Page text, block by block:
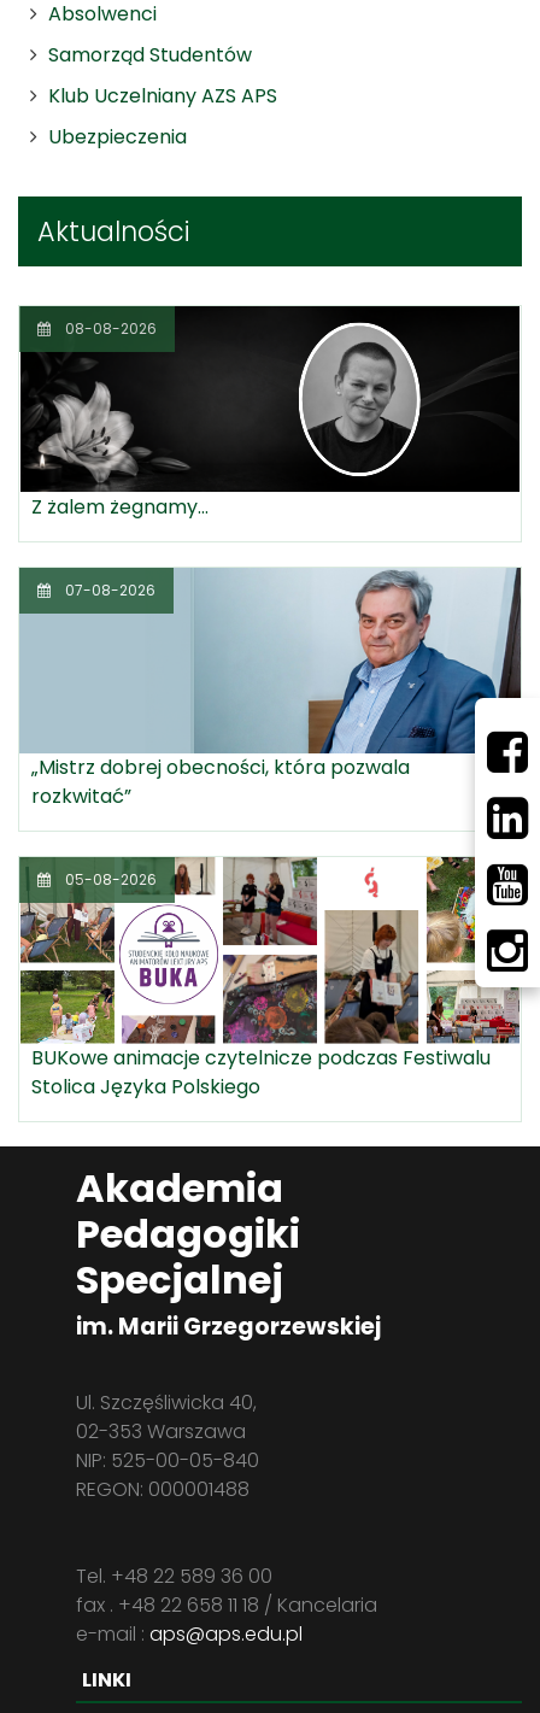
Absolwenci
Samorząd Studentów
Klub Uczelniany AZS APS
Ubezpieczenia
Aktualności
08-08-2026
Z żalem żegnamy...
07-08-2026
„Mistrz dobrej obecności, która pozwala
rozkwitać”
05-08-2026
BUKowe animacje czytelnicze podczas Festiwalu
Stolica Języka Polskiego
Akademia
Pedagogiki
Specjalnej
im. Marii Grzegorzewskiej
Ul. Szczęśliwicka 40,
02-353 Warszawa
NIP: 525-00-05-840
REGON: 000001488
Tel. +48 22 589 36 00
fax . +48 22 658 11 18 / Kancelaria
e-mail : aps@aps.edu.pl
LINKI